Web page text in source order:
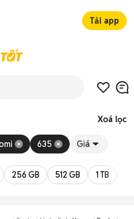
Tải app
Xoá lọc
635 Giá
256 GB 512 GB 1 TB